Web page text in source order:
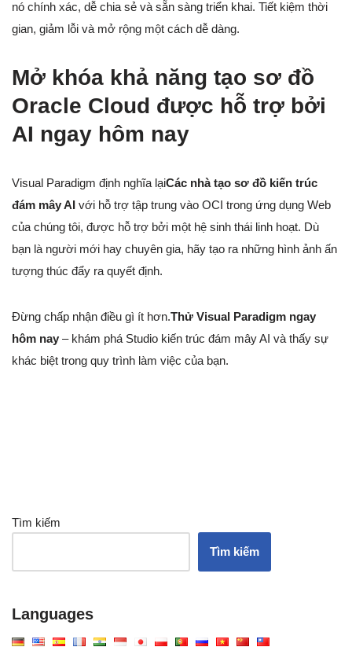
nó chính xác, dễ chia sẻ và sẵn sàng triển khai. Tiết kiệm thời
gian, giảm lỗi và mở rộng một cách dễ dàng.
Mở khóa khả năng tạo sơ đồ
Oracle Cloud được hỗ trợ bởi
AI ngay hôm nay
Visual Paradigm định nghĩa lạiCác nhà tạo sơ đồ kiến trúc
đám mây AI với hỗ trợ tập trung vào OCI trong ứng dụng Web
của chúng tôi, được hỗ trợ bởi một hệ sinh thái linh hoạt. Dù
bạn là người mới hay chuyên gia, hãy tạo ra những hình ảnh ấn
tượng thúc đẩy ra quyết định.
Đừng chấp nhận điều gì ít hơn.Thử Visual Paradigm ngay
hôm nay – khám phá Studio kiến trúc đám mây AI và thấy sự
khác biệt trong quy trình làm việc của bạn.
Tìm kiếm
Tìm kiếm
Languages